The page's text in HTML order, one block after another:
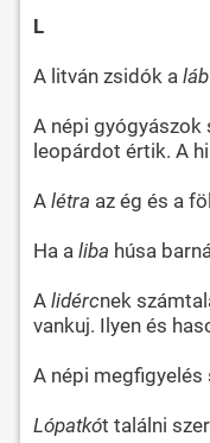
L
A litván zsidók a láb
A népi gyógyászok
leopárdot értik. A
A létra az ég és a
Ha a liba húsa
A lidércnek
vankuj. Ilyen és
A népi
Lópatkót találni